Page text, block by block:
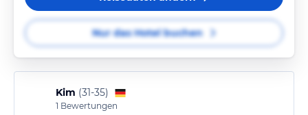
Nur das Hotel buchen
Kim (31-35)
1 Bewertungen